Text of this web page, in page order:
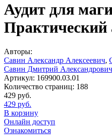
Аудит для
Практический
Авторы:
Савин Александр Алексеевич,
Савин Дмитрий Александрович
Артикул: 169900.03.01
Количество страниц: 188
429 руб.
429 руб.
В корзину
Онлайн доступ
Ознакомиться